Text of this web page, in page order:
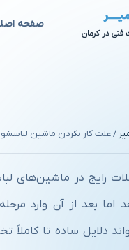
صفحه
/علت کار نکردن ماشین
رایج در ماشین‌های
اما بعد از آن وارد
دلایل ساده تا کاملاً